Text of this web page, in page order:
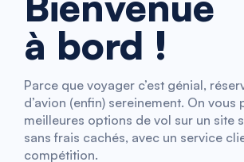
à bord !
Parce que voyager c’est génial,
d’avion (enfin) sereinement. On vous
meilleures options de vol sur un site
sans frais cachés, avec un service
compétition.